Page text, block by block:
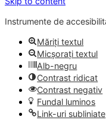
Instrumente de
Măriți textul
Micșorați textul
Alb-negru
Contrast ridicat
Contrast negativ
Fundal luminos
Link-uri subliniate